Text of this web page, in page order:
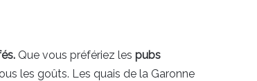
Que vous préfériez les pubs
les goûts. Les quais de la Garonne